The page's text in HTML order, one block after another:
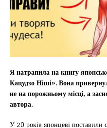
Я натрапила на книгу
Кацудзо Ніші». Вона
не на порожньому місці, а
автора.
У 20 років японцеві поставили